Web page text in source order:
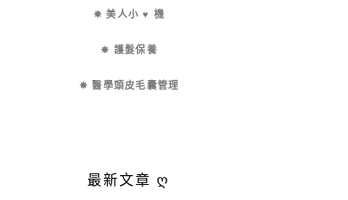
✵ 美人小 ♥ 機
✵ 護髮保養
✵ 醫學頭皮毛囊管理
最新文章 ღ